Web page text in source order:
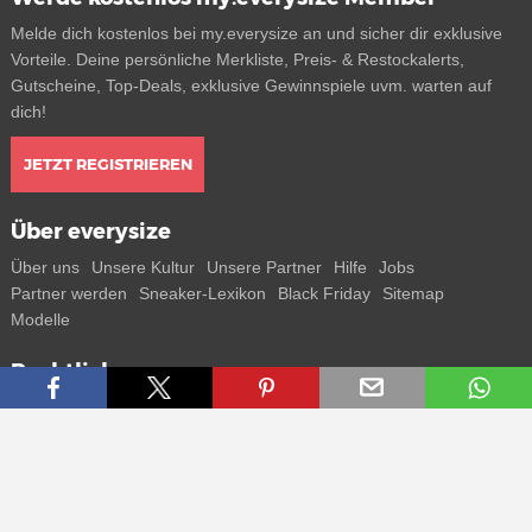
Melde dich kostenlos bei my.everysize an und sicher dir exklusive
Vorteile. Deine persönliche Merkliste, Preis- & Restockalerts,
Gutscheine, Top-Deals, exklusive Gewinnspiele uvm. warten auf
dich!
JETZT REGISTRIEREN
Über everysize
Über uns Unsere Kultur Unsere Partner Hilfe
Jobs
Partner werden
Sneaker-Lexikon Black Friday
Sitemap
Modelle
Rechtliches
AGB Datenschutz Impressum Kontakt